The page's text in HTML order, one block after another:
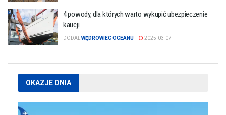
4 powody, dla których warto wykupić ubezpieczenie
kaucji
DODAŁ WĘDROWIEC OCEANU 2025-03-07
OKAZJE DNIA